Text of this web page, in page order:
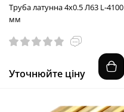
Труба латунна 4x0.5 Л63 L-4100
мм
Уточнюйте ціну